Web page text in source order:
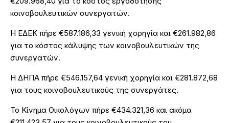
κοινοβουλευτικών συνεργατών.
Η ΕΔΕΚ πήρε €587.186,33 γενική χορηγία και €261.982,86
για το κόστος κάλυψης των κοινοβουλευτικών της
συνεργατών.
Η ΔΗΠΑ πήρε €546.157,64 γενική χορηγία και €281.872,68
για τους κοινοβουλευτικούς της συνεργάτες.
Το Κίνημα Οικολόγων πήρε €434.321,36 και ακόμα